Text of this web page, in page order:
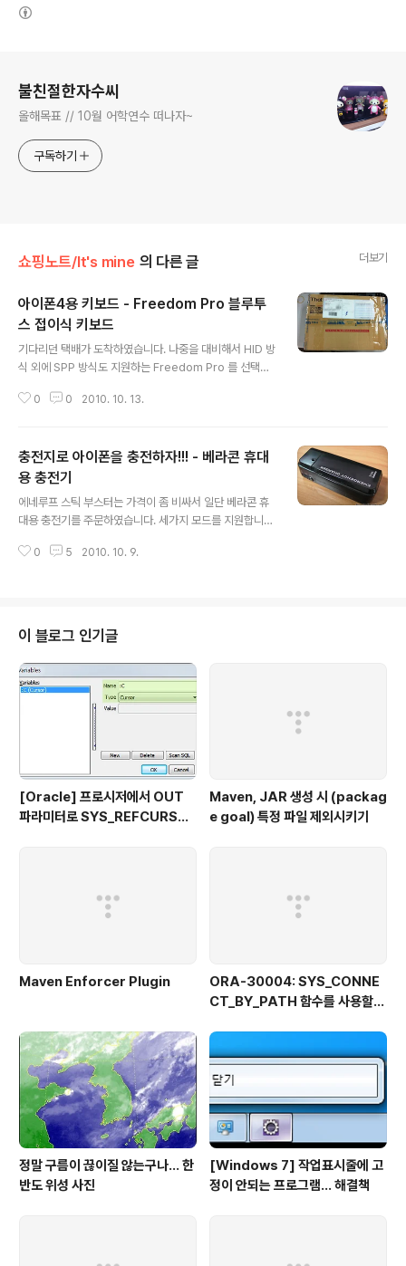
불친절한자수씨
올해목표 // 10월 어학연수 떠나자~
구독하기
쇼핑노트/It's mine 의 다른 글 더보기
아이폰4용 키보드 - Freedom Pro 블루투
스 접이식 키보드
기다리던 택배가 도착하였습니다. 나중을 대비해서 HID 방
식 외에 SPP 방식도 지원하는 Freedom Pro 를 선택하
능합니다. 한가지 단점은 카카오톡에서 전송 기능이 키보
중에 가장 스펙이 좋지 않을까 생각됩니다.
0 0 2010. 10. 13.
충전지로 아이폰을 충전하자!!! - 베라콘 휴대
용 충전기
에네루프 스틱 부스터는 가격이 좀 비싸서 일단 베라콘 휴
대용 충전기를 주문하였습니다. 세가지 모드를 지원합니
고, AA 사이즈 전지를 2개 넣습니다. 크기는 아이폰과 비
USB로 충전하는 기기들이 많은데, 가격대비 상당히 유용
할 것으로 생각됩니다.
0 5 2010. 10. 9.
이 블로그 인기글
[Oracle] 프로시저에서 OUT
파라미터로 SYS_REFCURSO
Maven, JAR 생성 시 (packag
e goal) 특정 파일 제외시키기
Maven Enforcer Plugin
ORA-30004: SYS_CONNE
CT_BY_PATH 함수를 사용할
할 수 없습니다
정말 구름이 끊이질 않는구나... 한
반도 위성 사진
[Windows 7] 작업표시줄에 고
정이 안되는 프로그램... 해결책